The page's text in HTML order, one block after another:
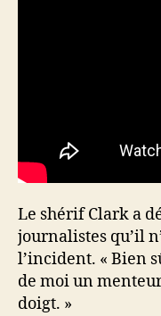
Le shérif Clark a
journalistes qu’il
l’incident. « Bien
de moi un
doigt. »